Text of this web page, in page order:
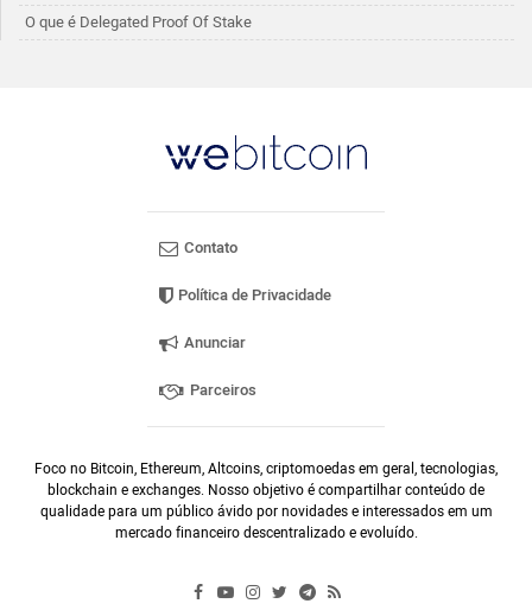
O que é Delegated Proof Of Stake
Contato
Política de Privacidade
Anunciar
Parceiros
Foco no Bitcoin, Ethereum, Altcoins, criptomoedas em geral, tecnologias,
blockchain e exchanges. Nosso objetivo é compartilhar conteúdo de
qualidade para um público ávido por novidades e interessados em um
mercado financeiro descentralizado e evoluído.